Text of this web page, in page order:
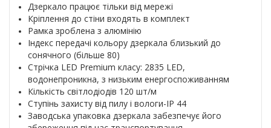
Дзеркало працює тільки від мережі
Кріплення до стіни входять в комплект
Рамка зроблена з алюмінію
Індекс передачі кольору дзеркала близький до
сонячного (більше 80)
Стрічка LED Premium класу: 2835 LED,
водонепроникна, з низьким енергоспоживанням
Кількість світлодіодів 120 шт/м
Ступінь захисту від пилу і вологи-IP 44
Заводська упаковка дзеркала забезпечує його